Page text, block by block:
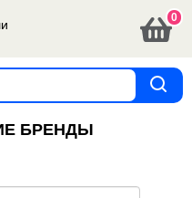
0
БРЕНДЫ